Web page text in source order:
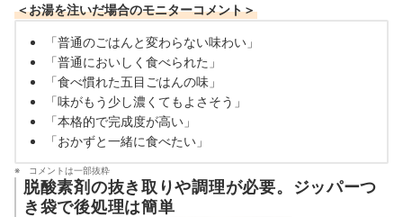
＜お湯を注いだ場合のモニターコメント＞
「普通のごはんと変わらない味わい」
「普通においしく食べられた」
「食べ慣れた五目ごはんの味」
「味がもう少し濃くてもよさそう」
「本格的で完成度が高い」
「おかずと一緒に食べたい」
コメントは一部抜粋
脱酸素剤の抜き取りや調理が必要。ジッパーつ
き袋で後処理は簡単